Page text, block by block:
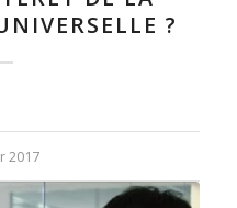
?
2017